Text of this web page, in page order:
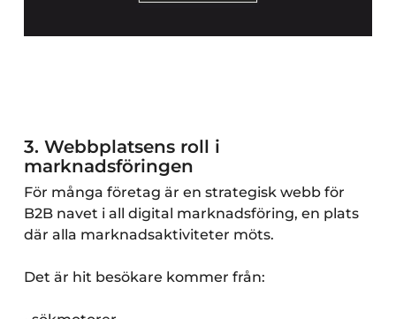
3. Webbplatsens roll i
marknadsföringen
För många företag är en strategisk webb för
B2B navet i all digital marknadsföring, en plats
där alla marknadsaktiviteter möts.
Det är hit besökare kommer från: